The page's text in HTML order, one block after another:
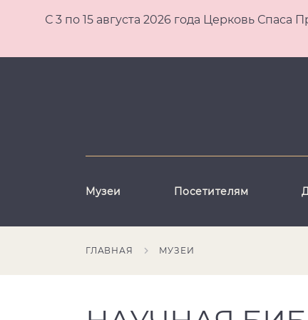
С 3 по 15 августа 2026 года Церковь
Музеи Посетителям
ГЛАВНАЯ МУЗЕИ